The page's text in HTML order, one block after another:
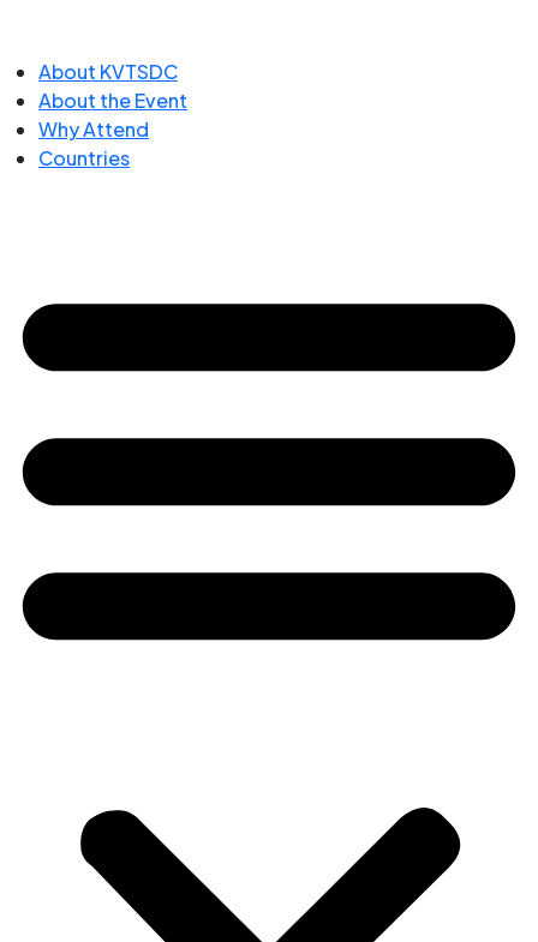
About KVTSDC
About the Event
Why Attend
Countries